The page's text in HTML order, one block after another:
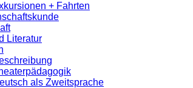
+ Fahrten
Literatur
als Zweitsprache